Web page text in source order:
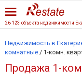
26 123 объекта недвижимости
Недвижимость в
комнатные / 1-комн.
Продажа 1-